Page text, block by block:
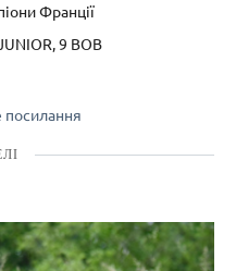
Франції
9 BOB
посилання